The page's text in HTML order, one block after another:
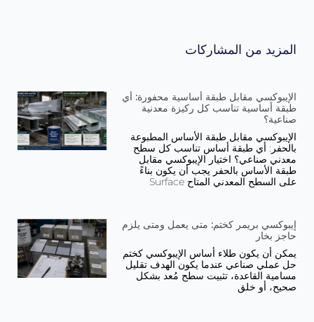
المزيد من المشاركات
الإيبوكسي مقابل طبقة أساسية محفورة: أي
طبقة أساسية تناسب كل ركيزة معدنية
صناعية؟
الإيبوكسي مقابل طبقة الأساس المطبوعة
بالحفر: أي طبقة أساس تناسب كل سطح
معدني صناعي؟ اختيار الإيبوكسي مقابل
طبقة الأساس بالحفر يجب أن يكون بناءً
على السطح المعدني المتاح Surface
إيبوكسي بريمر كختم: متى يعمل ومتى يلزم
حاجز بخار
يمكن أن يكون طلاء أساس الإيبوكسي كختم
حل عملي صناعي عندما يكون الهدف تقليل
مسامية القاعدة، تثبيت سطح مُعد بشكل
صحيح، أو خلق